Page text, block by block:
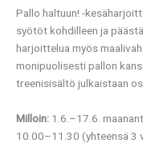
Pallo haltuun! -
syötöt kohdilleen ja
harjoittelua myös
monipuolisesti pallon
treenisisältö julkaistaan
Milloin: 1.6.–17.6.
10.00–11.30 (yhteensä 3